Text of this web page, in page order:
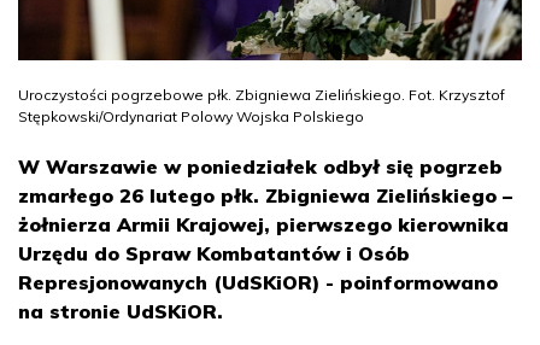
Uroczystości pogrzebowe płk. Zbigniewa Zielińskiego. Fot. Krzysztof
Stępkowski/Ordynariat Polowy Wojska Polskiego
W Warszawie w poniedziałek odbył się pogrzeb
zmarłego 26 lutego płk. Zbigniewa Zielińskiego –
żołnierza Armii Krajowej, pierwszego kierownika
Urzędu do Spraw Kombatantów i Osób
Represjonowanych (UdSKiOR) - poinformowano
na stronie UdSKiOR.